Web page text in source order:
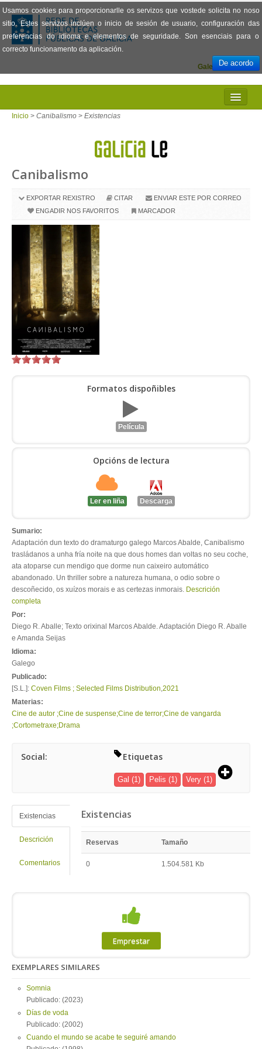
Usamos cookies para proporcionarlle os servizos que vostede solicita no noso
sitio. Estes servizos inclúen o inicio de sesión de usuario, configuración das
preferencias do idioma e elementos de seguridade. Son esenciais para o
correcto funcionamento da aplicación.
De acordo
Español
Galego
INICIO
VISIONADO DE PELÍCULAS
PREGUNTAS FRECUENTES
ENTRAR
Inicio > Canibalismo > Existencias
Canibalismo
CITAR ENVIAR ESTE POR CORREO
EXPORTAR REXISTRO
ENGADIR NOS FAVORITOS
MARCADOR
Formatos dispoñibles
Película
Opcións de lectura
Ler en liña Descarga
Sumario:
Adaptación dun texto do dramaturgo galego Marcos Abalde, Canibalismo
trasládanos a unha fría noite na que dous homes dan voltas no seu coche,
ata atoparse cun mendigo que dorme nun caixeiro automático
abandonado. Un thriller sobre a natureza humana, o odio sobre o
descoñecido, os xuízos morais e as certezas inmorais. Descrición
completa
Por:
Diego R. Aballe; Texto orixinal Marcos Abalde. Adaptación Diego R. Aballe
e Amanda Seijas
Idioma:
Galego
Publicado:
[S.L.]: Coven Films ; Selected Films Distribution,2021
Materias:
Cine de autor ;Cine de suspense;Cine de terror;Cine de vangarda
;Cortometraxe;Drama
Social: Etiquetas
Gal (1) Pelis (1) Very (1)
Existencias
Descrición
Comentarios
Existencias
Reservas Tamaño
0 1.504.581 Kb
Emprestar
EXEMPLARES SIMILARES
Somnia
Publicado: (2023)
Días de voda
Publicado: (2002)
Cuando el mundo se acabe te seguiré amando